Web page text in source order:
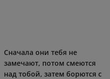
Сначала они тебя не
замечают, потом смеются
над тобой, затем борются с